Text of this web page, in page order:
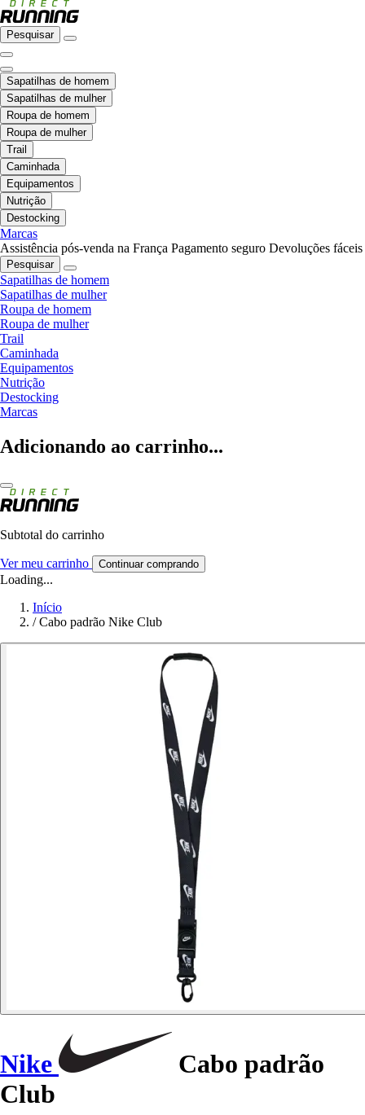
Pesquisar
Sapatilhas de homem
Sapatilhas de mulher
Roupa de homem
Roupa de mulher
Trail
Caminhada
Equipamentos
Nutrição
Destocking
Marcas
Assistência pós-venda na França Pagamento seguro Devoluções fáceis
Pesquisar
Sapatilhas de homem
Sapatilhas de mulher
Roupa de homem
Roupa de mulher
Trail
Caminhada
Equipamentos
Nutrição
Destocking
Marcas
Adicionando ao carrinho...
Subtotal do carrinho
Ver meu carrinho Continuar comprando
Loading...
Início
/ Cabo padrão Nike Club
Nike
Cabo padrão
Club